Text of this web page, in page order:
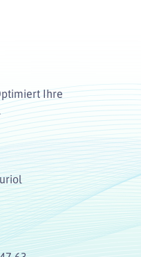
Ihre